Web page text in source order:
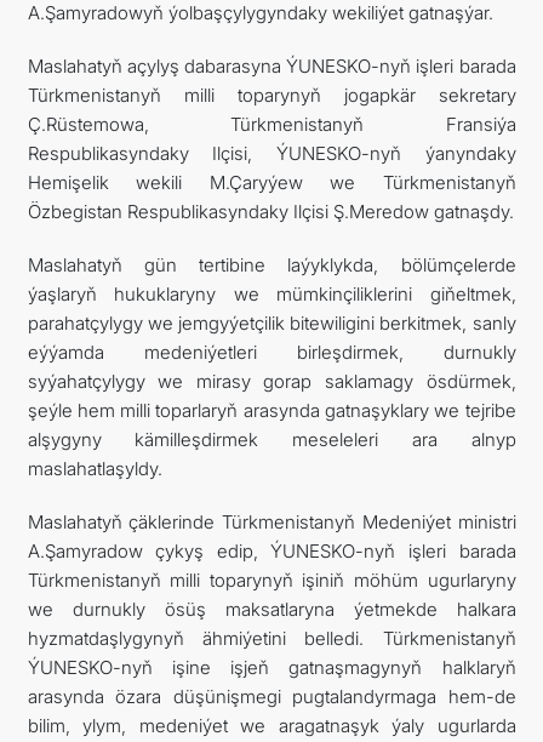
A.Şamyradowyň ýolbaşçylygyndaky wekiliýet gatnaşýar.
Maslahatyň açylyş dabarasyna ÝUNESKO-nyň işleri barada
Türkmenistanyň milli toparynyň jogapkär sekretary
Ç.Rüstemowa, Türkmenistanyň Fransiýa
Respublikasyndaky Ilçisi, ÝUNESKO-nyň ýanyndaky
Hemişelik wekili M.Çaryýew we Türkmenistanyň
Özbegistan Respublikasyndaky Ilçisi Ş.Meredow gatnaşdy.
Maslahatyň gün tertibine laýyklykda, bölümçelerde
ýaşlaryň hukuklaryny we mümkinçiliklerini giňeltmek,
parahatçylygy we jemgyýetçilik bitewiligini berkitmek, sanly
eýýamda medeniýetleri birleşdirmek, durnukly
syýahatçylygy we mirasy gorap saklamagy ösdürmek,
şeýle hem milli toparlaryň arasynda gatnaşyklary we tejribe
alşygyny kämilleşdirmek meseleleri ara alnyp
maslahatlaşyldy.
Maslahatyň çäklerinde Türkmenistanyň Medeniýet ministri
A.Şamyradow çykyş edip, ÝUNESKO-nyň işleri barada
Türkmenistanyň milli toparynyň işiniň möhüm ugurlaryny
we durnukly ösüş maksatlaryna ýetmekde halkara
hyzmatdaşlygynyň ähmiýetini belledi. Türkmenistanyň
ÝUNESKO-nyň işine işjeň gatnaşmagynyň halklaryň
arasynda özara düşünişmegi pugtalandyrmaga hem-de
bilim, ylym, medeniýet we aragatnaşyk ýaly ugurlarda